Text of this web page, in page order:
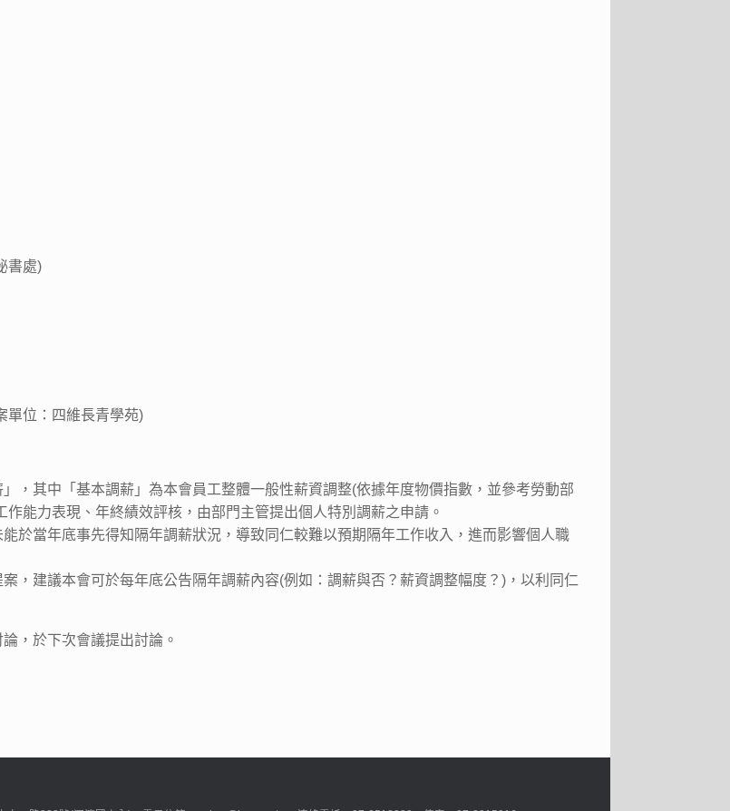
書處)
單位：四維長青學苑)
，其中「基本調薪」為本會員工整體一般性薪資調整(依據年度物價指數，並參考勞動部
能力表現、年終績效評核，由部門主管提出個人特別調薪之申請。
於當年底事先得知隔年調薪狀況，導致同仁較難以預期隔年工作收入，進而影響個人職
，建議本會可於每年底公告隔年調薪內容(例如：調薪與否？薪資調整幅度？)，以利同仁
，於下次會議提出討論。